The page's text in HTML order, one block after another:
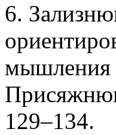
6.
мышления
129–134.